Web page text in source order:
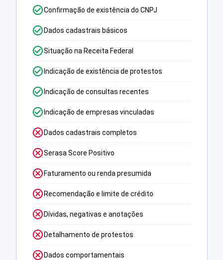
Confirmação de existência do CNPJ
Dados cadastrais básicos
Situação na Receita Federal
Indicação de existência de protestos
Indicação de consultas recentes
Indicação de empresas vinculadas
Dados cadastrais completos
Serasa Score Positivo
Faturamento ou renda presumida
Recomendação e limite de crédito
Dívidas, negativas e anotações
Detalhamento de protestos
Dados comportamentais